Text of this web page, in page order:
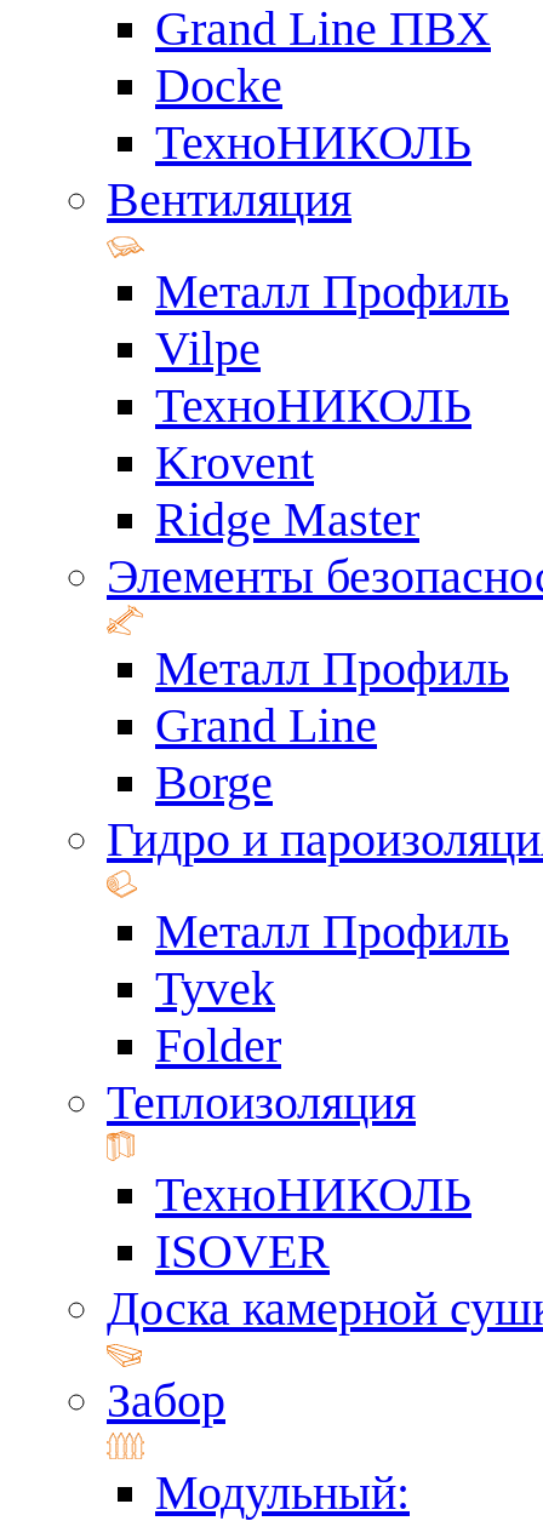
Grand Line ПВХ
Docke
ТехноНИКОЛЬ
Вентиляция
Металл Профиль
Vilpe
ТехноНИКОЛЬ
Krovent
Ridge Master
Элементы
Металл Профиль
Grand Line
Borge
Гидро и
Металл Профиль
Tyvek
Folder
Теплоизоляция
ТехноНИКОЛЬ
ISOVER
Доска камерной
Забор
Модульный: